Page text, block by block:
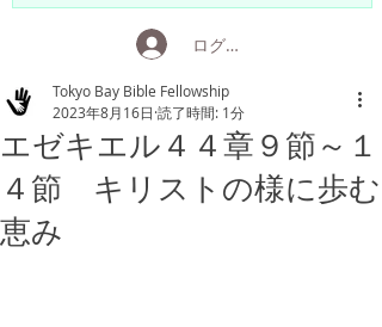
ログイン
エゼキエル４４章９節～１
４節 キリストの様に歩む
恵み
Tokyo Bay Bible Fellowship
2023年8月16日 読了時間: 1分